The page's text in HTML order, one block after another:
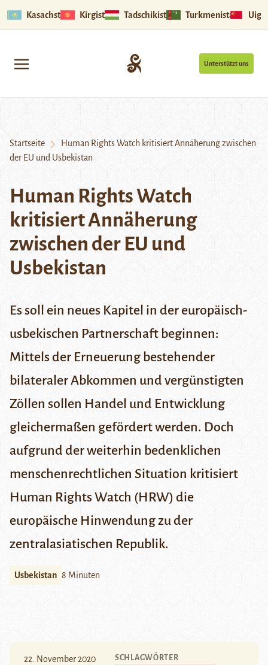
Kasachstan Kirgistan Tadschikistan Turkmenistan
Unterstützt uns
Startseite
Human Rights Watch kritisiert Annäherung zwischen
der EU und Usbekistan
Human Rights Watch
kritisiert Annäherung
zwischen der EU und
Usbekistan
Es soll ein neues Kapitel in der europäisch-
usbekischen Partnerschaft beginnen:
Mittels der Erneuerung bestehender
bilateraler Abkommen und vergünstigten
Zöllen sollen Handel und Entwicklung
gleichermaßen gefördert werden. Doch
aufgrund der weiterhin bedenklichen
menschenrechtlichen Situation kritisiert
Human Rights Watch (HRW) die
europäische Hinwendung zu der
zentralasiatischen Republik.
Usbekistan 8 Minuten
22. November 2020 SCHLAGWÖRTER